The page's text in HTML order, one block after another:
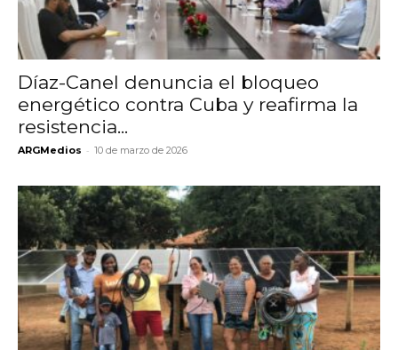
Díaz-Canel denuncia el bloqueo
energético contra Cuba y reafirma la
resistencia...
ARGMedios - 10 de marzo de 2026